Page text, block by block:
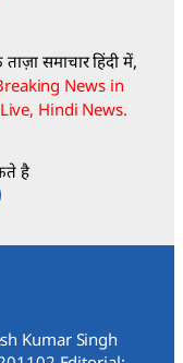
समाचार हिंदी में,
News in
Hindi News.
है
Kumar Singh